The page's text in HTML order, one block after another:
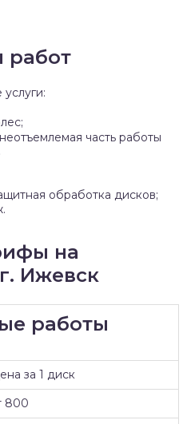
работ
часть работы
обработка дисков;
на
Ижевск
работы
за 1 диск
800